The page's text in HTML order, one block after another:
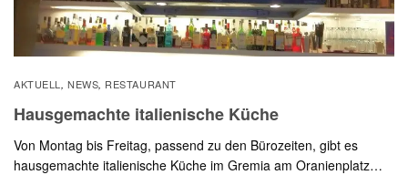
AKTUELL , NEWS, RESTAURANT
Hausgemachte italienische Küche
Von Montag bis Freitag, passend zu den Bürozeiten, gibt es
hausgemachte italienische Küche im Gremia am Oranienplatz…